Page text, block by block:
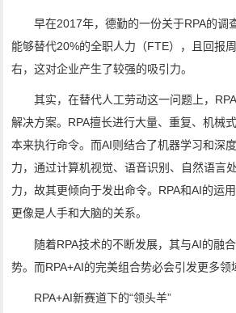
早在2017年，德勤的一份关于RPA的调
能够替代20%的全职人力（FTE），且回报
右，这对企业产生了较强的吸引力。
其实，在替代人工劳动这一问题上，RPA
解决方案。RPA擅长进行大量、重复、机械
本来执行命令。而AI则结合了机器学习和深
力，通过计算机视觉、语音识别、自然语言
力，故其更倾向于发出命令。RPA和AI的运
更像是人手和大脑的关系。
随着RPA技术的不断发展，其与AI的融合
势。而RPA+AI的完美组合势必会引发更多领
RPA+AI新赛道下的“领头羊”